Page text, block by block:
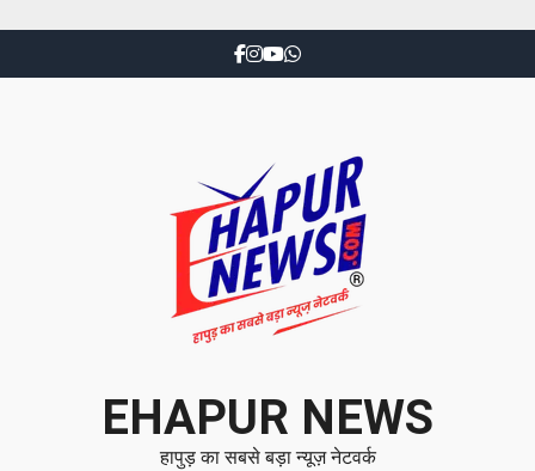
EHAPUR NEWS
हापुड़ का सबसे बड़ा न्यूज़ नेटवर्क